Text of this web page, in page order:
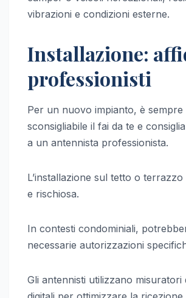
vibrazioni e condizioni esterne.
Installazione:
professionisti
Per un nuovo impianto, è sempre
sconsigliabile il fai da te e
a un antennista professionista.
L’installazione sul tetto o
e rischiosa.
In contesti condominiali,
necessarie autorizzazioni
Gli antennisti utilizzano misuratori